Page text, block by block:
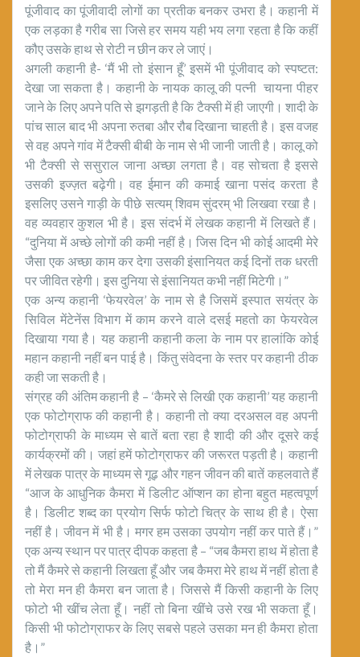
पूंजीवाद का पूंजीवादी लोगों का प्रतीक बनकर उभरा है। कहानी में
एक लड़का है गरीब सा जिसे हर समय यही भय लगा रहता है कि कहीं
कौए उसके हाथ से रोटी न छीन कर ले जाएं।
अगली कहानी है- ‘मैं भी तो इंसान हूँ’ इसमें भी पूंजीवाद को स्पष्टत:
देखा जा सकता है। कहानी के नायक कालू की पत्नी चायना पीहर
जाने के लिए अपने पति से झगड़ती है कि टैक्सी में ही जाएगी। शादी के
पांच साल बाद भी अपना रुतबा और रौब दिखाना चाहती है। इस वजह
से वह अपने गांव में टैक्सी बीबी के नाम से भी जानी जाती है। कालू को
भी टैक्सी से ससुराल जाना अच्छा लगता है। वह सोचता है इससे
उसकी इज्ज़त बढ़ेगी। वह ईमान की कमाई खाना पसंद करता है
इसलिए उसने गाड़ी के पीछे सत्यम् शिवम सुंदरम् भी लिखवा रखा है।
वह व्यवहार कुशल भी है। इस संदर्भ में लेखक कहानी में लिखते हैं।
“दुनिया में अच्छे लोगों की कमी नहीं है। जिस दिन भी कोई आदमी मेरे
जैसा एक अच्छा काम कर देगा उसकी इंसानियत कई दिनों तक धरती
पर जीवित रहेगी। इस दुनिया से इंसानियत कभी नहीं मिटेगी।”
एक अन्य कहानी ‘फेयरवेल’ के नाम से है जिसमें इस्पात सयंत्र के
सिविल मेंटेनेंस विभाग में काम करने वाले दसई महतो का फेयरवेल
दिखाया गया है। यह कहानी कहानी कला के नाम पर हालांकि कोई
महान कहानी नहीं बन पाई है। किंतु संवेदना के स्तर पर कहानी ठीक
कही जा सकती है।
संग्रह की अंतिम कहानी है – ‘कैमरे से लिखी एक कहानी’ यह कहानी
एक फोटोग्राफ की कहानी है। कहानी तो क्या दरअसल वह अपनी
फोटोग्राफी के माध्यम से बातें बता रहा है शादी की और दूसरे कई
कार्यक्रमों की। जहां हमें फोटोग्राफर की जरूरत पड़ती है। कहानी
में लेखक पात्र के माध्यम से गूढ़ और गहन जीवन की बातें कहलवाते हैं
“आज के आधुनिक कैमरा में डिलीट ऑप्शन का होना बहुत महत्वपूर्ण
है। डिलीट शब्द का प्रयोग सिर्फ फोटो चित्र के साथ ही है। ऐसा
नहीं है। जीवन में भी है। मगर हम उसका उपयोग नहीं कर पाते हैं।”
एक अन्य स्थान पर पात्र दीपक कहता है – “जब कैमरा हाथ में होता है
तो मैं कैमरे से कहानी लिखता हूँ और जब कैमरा मेरे हाथ में नहीं होता है
तो मेरा मन ही कैमरा बन जाता है। जिससे मैं किसी कहानी के लिए
फोटो भी खींच लेता हूँ। नहीं तो बिना खींचे उसे रख भी सकता हूँ।
किसी भी फोटोग्राफर के लिए सबसे पहले उसका मन ही कैमरा होता
है।”